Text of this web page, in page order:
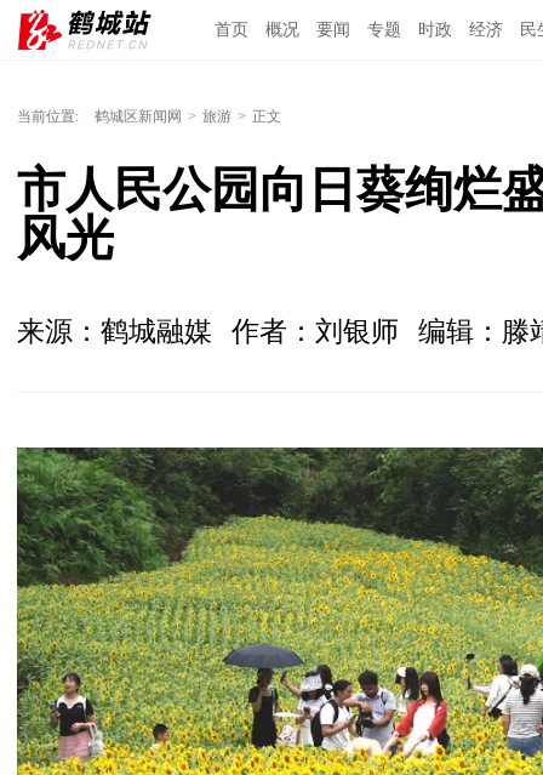
首页 概况 要闻 专题 时政 经济 民
当前位置: 鹤城区新闻网 > 旅游 > 正文
市人民公园向日葵绚烂
风光
来源：鹤城融媒 作者：刘银师 编辑：滕